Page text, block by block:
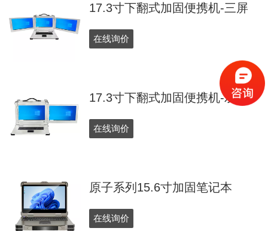
17.3寸下翻式加固便携机-三屏
在线询价
17.3寸下翻式加固便携机-双屏
在线询价
原子系列15.6寸加固笔记本
在线询价